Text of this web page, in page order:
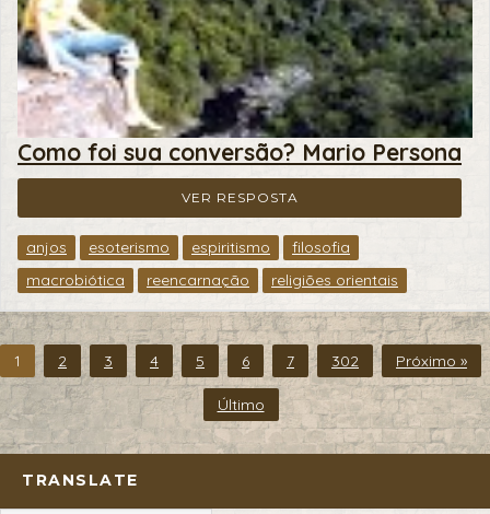
Como foi sua conversão? Mario Persona
VER RESPOSTA
anjos esoterismo espiritismo
filosofia
macrobiótica
reencarnação religiões orientais
1 2 3 4 5 6 7 302 Próximo »
Último
TRANSLATE